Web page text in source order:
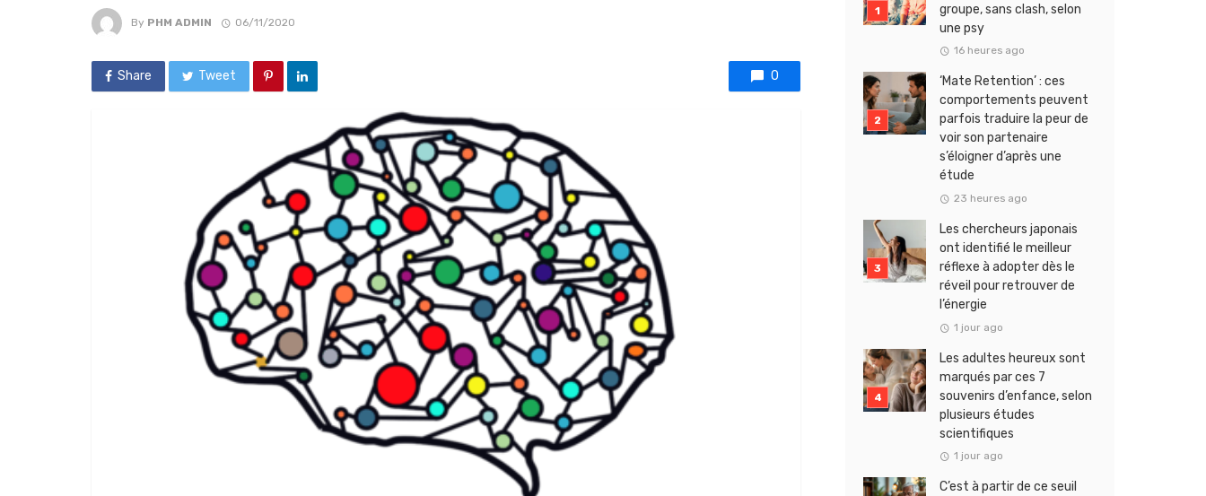
By PHM ADMIN 06/11/2020
Share Tweet 0
groupe, sans clash, selon
une psy
16 heures ago
‘Mate Retention’ : ces
comportements peuvent
parfois traduire la peur de
voir son partenaire
s’éloigner d’après une
étude
23 heures ago
Les chercheurs japonais
ont identifié le meilleur
réflexe à adopter dès le
réveil pour retrouver de
l’énergie
1 jour ago
Les adultes heureux sont
marqués par ces 7
souvenirs d’enfance, selon
plusieurs études
scientifiques
1 jour ago
C’est à partir de ce seuil